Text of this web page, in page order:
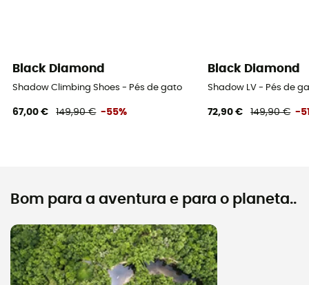
Black Diamond
Shadow Climbing Shoes - Pés de gato
67,00 € 149,90 € -55%
Black Diamond
Shadow LV - Pés de
72,90 € 149,90 € -
Bom para a aventura e para o planeta..